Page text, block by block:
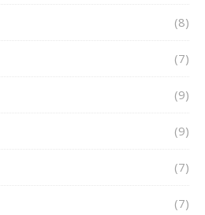
(8)
(7)
(9)
(9)
(7)
(7)